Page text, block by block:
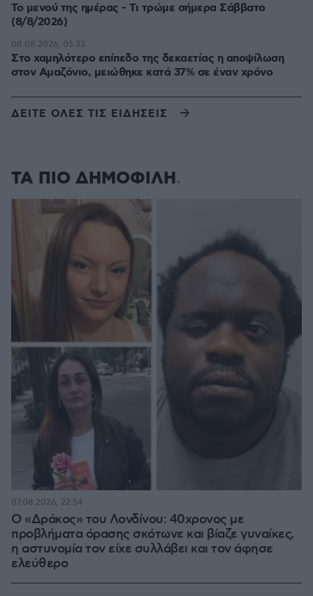
Το μενού της ημέρας - Τι τρώμε σήμερα Σάββατο
(8/8/2026)
Στο χαμηλότερο επίπεδο της δεκαετίας η αποψίλωση
στον Αμαζόνιο, μειώθηκε κατά 37% σε έναν χρόνο
08.08.2026, 05:33
ΔΕΙΤΕ ΟΛΕΣ ΤΙΣ ΕΙΔΗΣΕΙΣ
ΤΑ ΠΙΟ ΔΗΜΟΦΙΛΗ
Ο «Δράκος» του Λονδίνου: 40χρονος με
προβλήματα όρασης σκότωνε και βίαζε γυναίκες,
η αστυνομία τον είχε συλλάβει και τον άφησε
ελεύθερο
07.08.2026, 22:54